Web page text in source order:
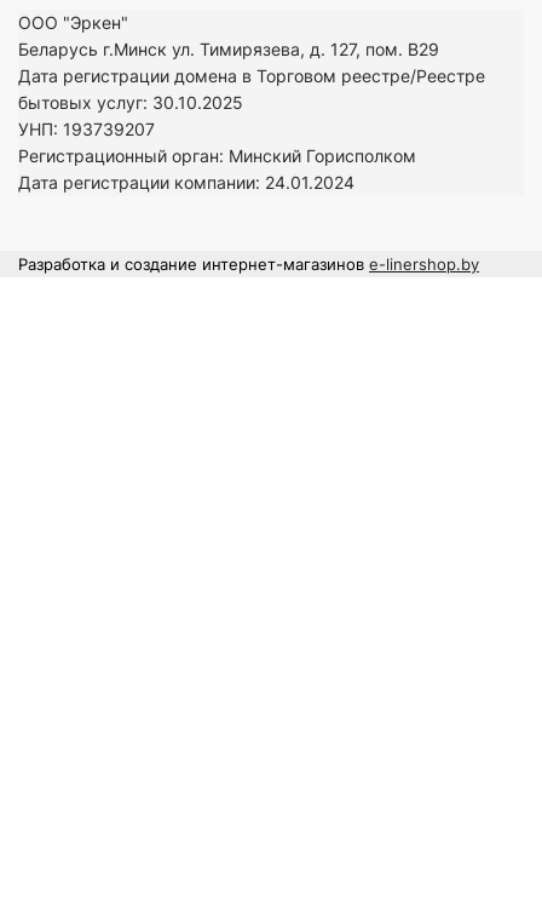
ООО "Эркен"
Беларусь г.Минск ул. Тимирязева, д. 127, пом. В29
Дата регистрации домена в Торговом реестре/Реестре
бытовых услуг: 30.10.2025
УНП: 193739207
Регистрационный орган: Минский Горисполком
Дата регистрации компании: 24.01.2024
Разработка и создание интернет-магазинов e-linershop.by